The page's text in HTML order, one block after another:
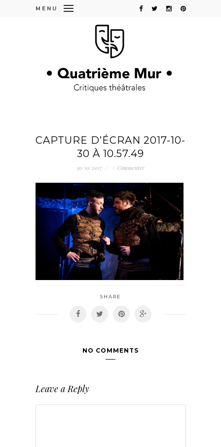
MENU
CAPTURE D’ÉCRAN 2017-10-
30 À 10.57.49
30/10/2017 / / Commenter
SHARE
NO COMMENTS
Leave a Reply